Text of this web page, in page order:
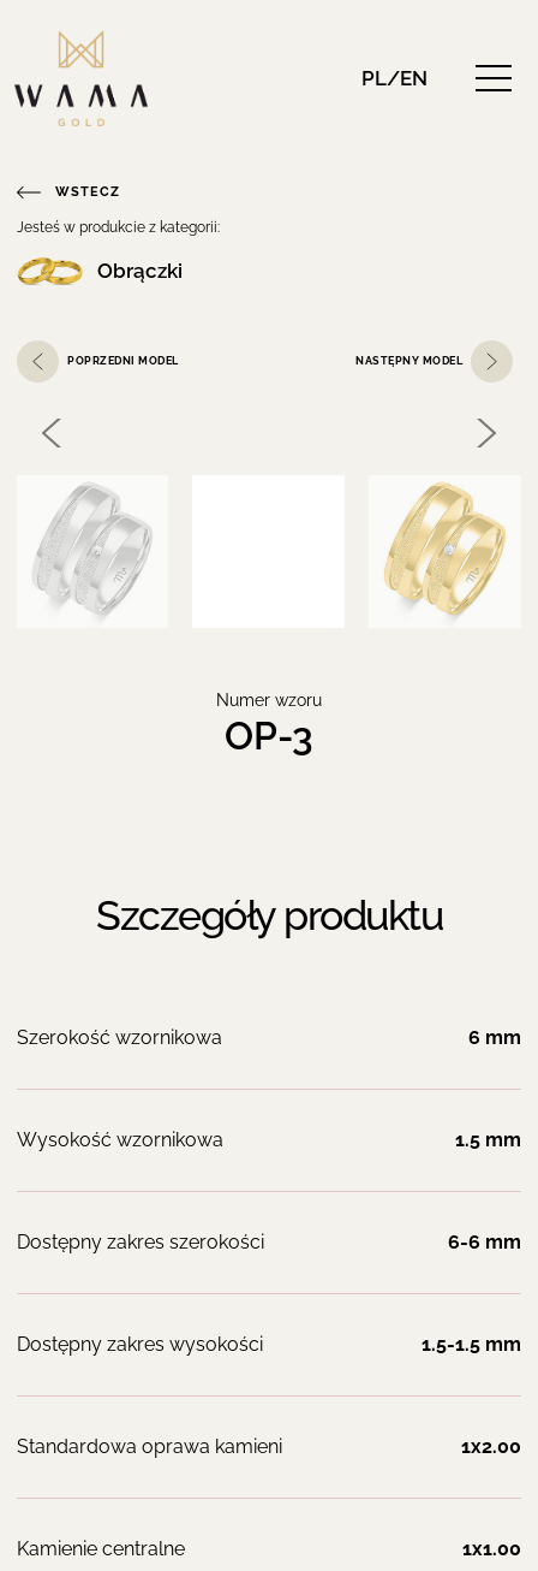
PL/EN
WSTECZ
Jesteś w produkcie z kategorii:
Obrączki
POPRZEDNI MODEL NASTĘPNY MODEL
Numer wzoru
OP-3
Szczegóły produktu
Szerokość wzornikowa 6 mm
Wysokość wzornikowa 1.5 mm
Dostępny zakres szerokości 6-6 mm
Dostępny zakres wysokości 1.5-1.5 mm
Standardowa oprawa kamieni 1x2.00
Kamienie centralne 1x1.00